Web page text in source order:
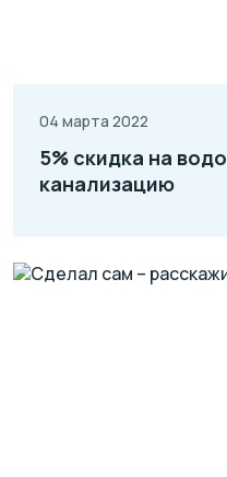
04 марта 2022
5% скидка на
канализацию